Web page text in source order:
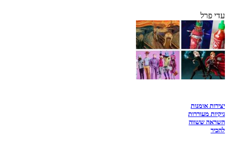
עדי פרל
יצירות אומנות
גיקיות מעוררות
השראה ששווה
להכיר